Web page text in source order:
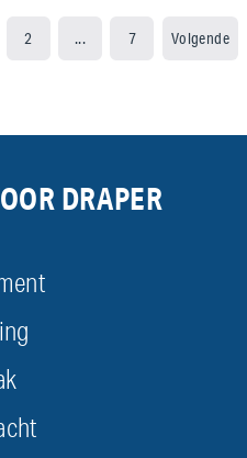
2 ... 7 Volgende
DRAPER